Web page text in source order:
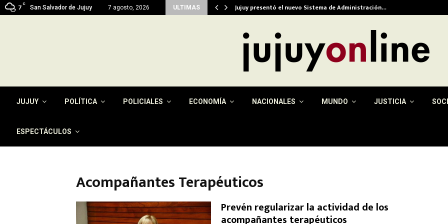
7
C
San Salvador de Jujuy 7 agosto, 2026 ULTIMAS
del pago de la tasa por… Jujuy presentó el nuevo Sistema de Administración…
JUJUY POLÍTICA POLICIALES ECONOMÍA NACIONALES MUNDO JUSTICIA
ESPECTÁCULOS
Acompañantes Terapéuticos
Prevén regularizar la actividad de los
acompañantes terapéuticos